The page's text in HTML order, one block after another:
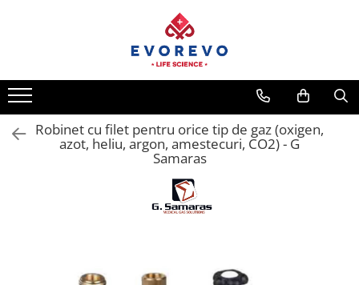
Medical
Nebulizatoare
Concentratoare oxigen
Robinet cu filet pentru orice tip de gaz (oxigen,
azot, heliu, argon, amestecuri, CO2) - G
Samaras